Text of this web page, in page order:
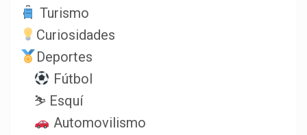
Turismo
Curiosidades
Deportes
Fútbol
⛷️ Esquí
Automovilismo